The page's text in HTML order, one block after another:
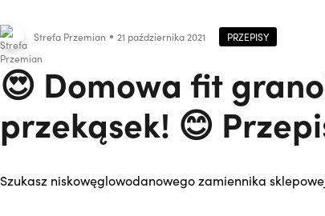
Strefa Przemian 21 października 2021 PRZEPISY
😍 Domowa fit
przekąsek! 😊
Szukasz niskowęglowodanowego zamiennika